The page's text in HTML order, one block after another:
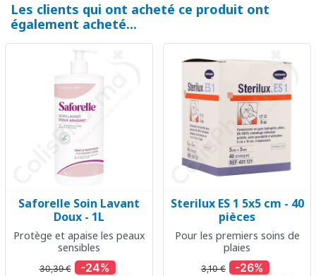
Les clients qui ont acheté ce produit ont
également acheté...
Saforelle Soin Lavant
Doux - 1L
Protège et apaise les peaux
sensibles
30,39 € -24%
Sterilux ES 1 5x5 cm - 40
pièces
Pour les premiers soins de
plaies
3,10 € -26%